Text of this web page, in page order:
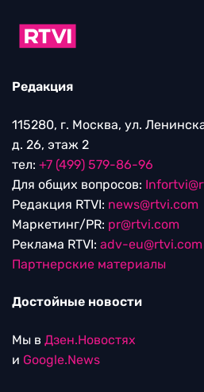
Редакция
115280, г. Москва, ул.
д. 26, этаж 2
тел: +7 (499) 579-86-96
Для общих вопросов:
Редакция RTVI: news@rtvi.com
Маркетинг/PR: pr@rtvi.com
Реклама RTVI: adv-eu@rtvi.com
Партнерские материалы
Достойные новости
Мы в Дзен.Новостях
и Google.News